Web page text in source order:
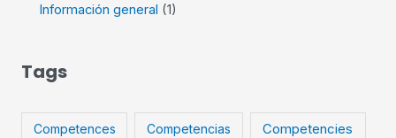
Información general (1)
Tags
Competences Competencias Competencies